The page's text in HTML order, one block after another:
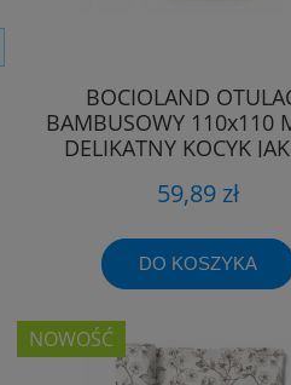
BOCIOLAND
BAMBUSOWY 110x110
DELIKATNY KOCYK
59,89 zł
DO KOSZYKA
NOWOŚĆ